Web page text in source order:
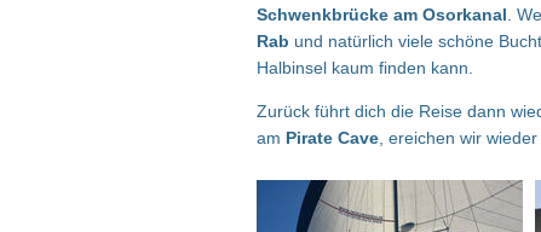
Schwenkbrücke am Osorkanal.
Rab und natürlich viele schöne
Halbinsel kaum finden kann.
Zurück führt dich die Reise dann
am Pirate Cave, ereichen wir